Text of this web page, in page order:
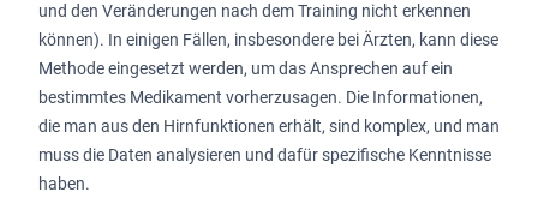
und den Veränderungen nach dem Training nicht erkennen
können). In einigen Fällen, insbesondere bei Ärzten, kann diese
Methode eingesetzt werden, um das Ansprechen auf ein
bestimmtes Medikament vorherzusagen. Die Informationen,
die man aus den Hirnfunktionen erhält, sind komplex, und man
muss die Daten analysieren und dafür spezifische Kenntnisse
haben.